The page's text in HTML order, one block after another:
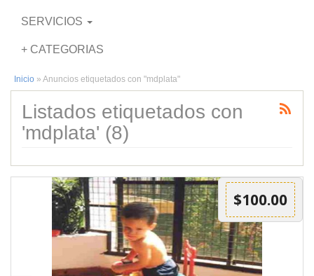
SERVICIOS
+ CATEGORIAS
Inicio » Anuncios etiquetados con "mdplata"
Listados etiquetados con
'mdplata' (8)
$100.00